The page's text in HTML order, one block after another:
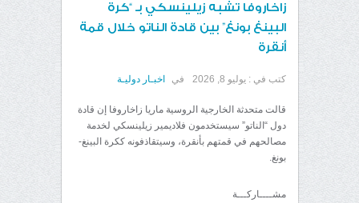
زاخاروفا تشبه زيلينسكي بـ “كرة
البينغ بونغ” بين قادة الناتو خلال قمة
أنقرة
كتب في : يوليو 8, 2026 في اخبـار دوليـة
قالت متحدثة الخارجية الروسية ماريا زاخاروفا إن قادة
دول “الناتو” سيستخدمون فلاديمير زيلينسكي لخدمة
مصالحهم في قمتهم بأنقرة، وسيتقاذفونه ككرة البينغ-
بونغ.
مشــــاركـــة